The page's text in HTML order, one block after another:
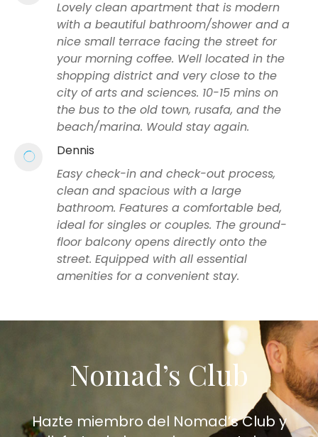
Lovely clean apartment that is modern
with a beautiful bathroom/shower and a
nice small terrace facing the street for
your morning coffee. Well located in the
shopping district and very close to the
city of arts and sciences. 10-15 mins on
the bus to the old town, rusafa, and the
beach/marina. Would stay again.
Dennis
Easy check-in and check-out process,
clean and spacious with a large
bathroom. Features a comfortable bed,
ideal for singles or couples. The ground-
floor balcony opens directly onto the
street. Equipped with all essential
amenities for a convenient stay.
Nomad’s Club
Hazte miembro del Nomad’s Club y